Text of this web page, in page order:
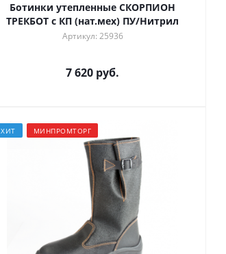
Ботинки утепленные СКОРПИОН
ТРЕКБОТ с КП (нат.мех) ПУ/Нитрил
Артикул: 25936
7 620 руб.
ХИТ МИНПРОМТОРГ